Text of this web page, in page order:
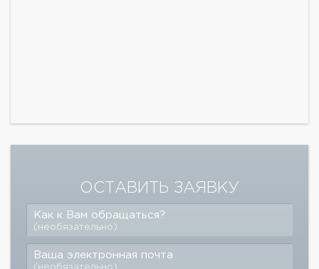
ОСТАВИТЬ ЗАЯВКУ
Как к Вам обращаться?
(необязательно)
Ваша электронная почта
(необязательно)